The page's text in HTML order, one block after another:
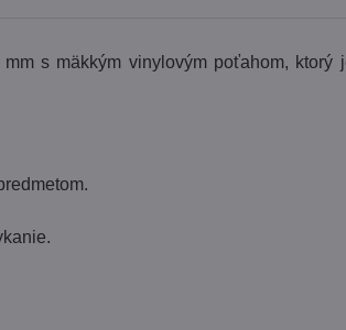
s mäkkým vinylovým poťahom, ktorý